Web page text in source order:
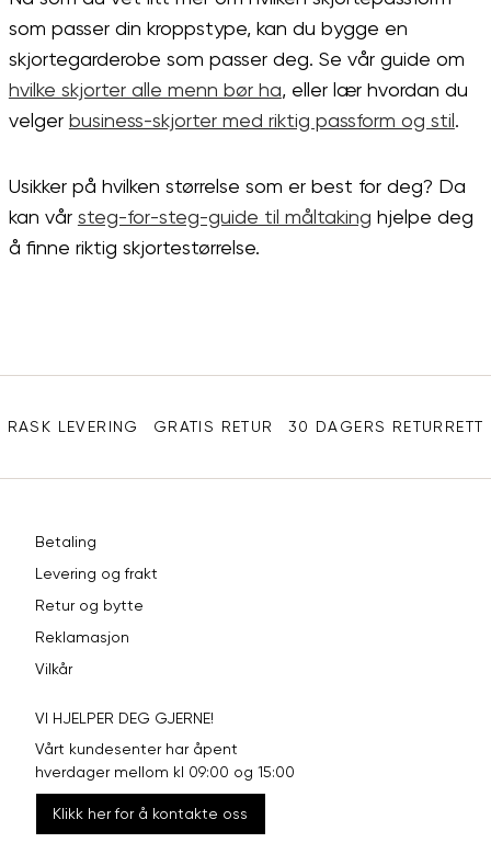
som passer din kroppstype, kan du bygge en
skjortegarderobe som passer deg. Se vår guide om
hvilke skjorter alle menn bør ha, eller lær hvordan du
velger business-skjorter med riktig passform og stil.
Usikker på hvilken størrelse som er best for deg? Da
kan vår steg-for-steg-guide til måltaking hjelpe deg
å finne riktig skjortestørrelse.
Sidebunn
RASK LEVERING GRATIS RETUR 30 DAGERS RETURRETT
Betaling
Levering og frakt
Retur og bytte
Reklamasjon
Vilkår
VI HJELPER DEG GJERNE!
Vårt kundesenter har åpent
hverdager mellom kl 09:00 og 15:00
Klikk her for å kontakte oss